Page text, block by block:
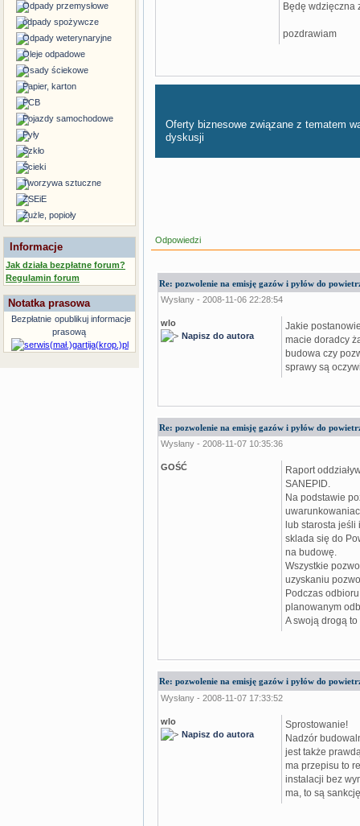
Odpady przemysłowe
odpady spożywcze
Odpady weterynaryjne
Oleje odpadowe
Osady ściekowe
Papier, karton
PCB
Pojazdy samochodowe
Pyły
Szkło
Ścieki
Tworzywa sztuczne
ZSEiE
Żużle, popioły
Informacje
Jak działa bezpłatne forum?
Regulamin forum
Notatka prasowa
Bezpłatnie opublikuj informacje
prasową
Będę wdzięczna
pozdrawiam
Oferty biznesowe związane z tematem
dyskusji
Odpowiedzi
Re: pozwolenie na emisję gazów i pyłów do
Wysłany - 2008-11-06 22:28:54
wlo
Napisz do autora
Jakie
macie doradcy
budowa czy
sprawy są
Re: pozwolenie na emisję gazów i pyłów do
Wysłany - 2008-11-07 10:35:36
GOŚĆ
Raport
SANEPID.
Na podstawie
lub starosta
sklada się do
na budowę.
Wszystkie
uzyskaniu
Podczas
planowanym
A swoją drogą
Re: pozwolenie na emisję gazów i pyłów do
Wysłany - 2008-11-07 17:33:52
wlo
Napisz do autora
Sprostowanie!
Nadzór
jest także
ma przepisu to
instalacji bez
ma, to są